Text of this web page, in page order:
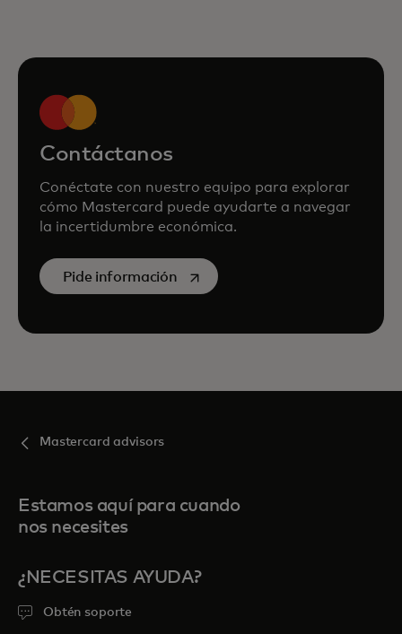
Contáctanos
Conéctate con nuestro equipo para explorar
cómo Mastercard puede ayudarte a navegar
la incertidumbre económica.
Pide informaciónse abre en una pestaña nueva
Mastercard advisors
Estamos aquí para cuando
nos necesites
¿NECESITAS AYUDA?
Obtén soporte